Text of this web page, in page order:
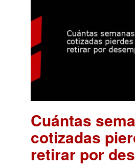
Cuántas
cotizadas
retirar por